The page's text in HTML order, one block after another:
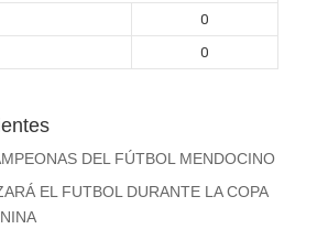
0
0
DEL FÚTBOL MENDOCINO
EL FUTBOL DURANTE LA COPA